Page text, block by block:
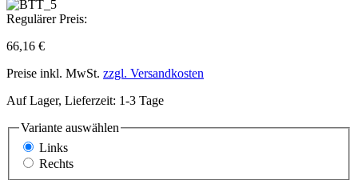
Regulärer Preis:
66,16 €
Preise inkl. MwSt. zzgl. Versandkosten
Auf Lager, Lieferzeit: 1-3 Tage
Variante auswählen
Links
Rechts